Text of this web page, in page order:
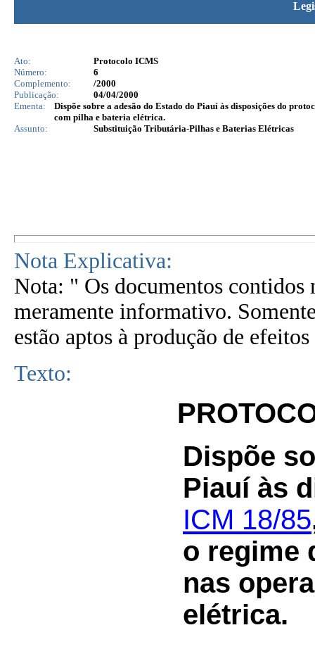
Ato:
Protocolo ICMS
Número:
6
Complemento:
/2000
Publicação:
04/04/2000
Ementa:
Dispõe sobre a adesão do Estado do Piauí às disposições do
com pilha e bateria elétrica.
Assunto:
Substituição Tributária-Pilhas e Baterias Elétricas
Nota Explicativa:
Nota: " Os documentos contidos
meramente informativo.
estão aptos à produção de
Texto:
Dispõe
Piauí às
ICM 18/85
o regime
nas
elétrica.